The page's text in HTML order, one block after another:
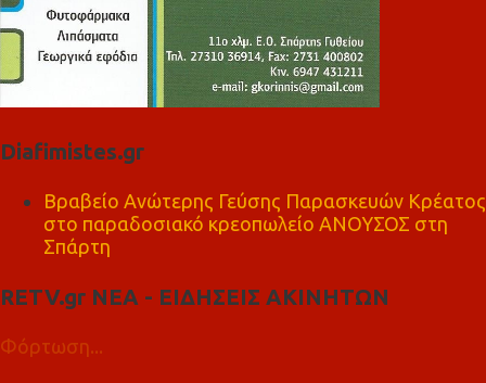
Diafimistes.gr
Βραβείο Ανώτερης Γεύσης Παρασκευών Κρέατος
στο παραδοσιακό κρεοπωλείο ΑΝΟΥΣΟΣ στη
Σπάρτη
RETV.gr ΝΕΑ - ΕΙΔΗΣΕΙΣ ΑΚΙΝΗΤΩΝ
Φόρτωση...